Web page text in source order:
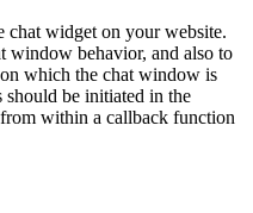
chat widget on your website.
window behavior, and also to
which the chat window is
should be initiated in the
within a callback function